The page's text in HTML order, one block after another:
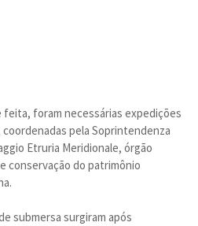
foram necessárias expedições
coordenadas pela Soprintendenza
Etruria Meridionale, órgão
conservação do patrimônio
submersa surgiram após